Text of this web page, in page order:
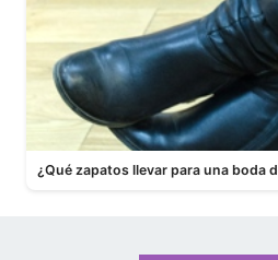
¿Qué zapatos llevar para una boda